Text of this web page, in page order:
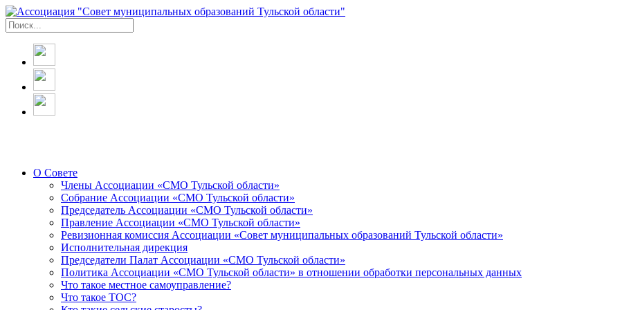
О Совете
Члены Ассоциации «СМО Тульской области»
Собрание Ассоциации «СМО Тульской области»
Председатель Ассоциации «СМО Тульской области»
Правление Ассоциации «СМО Тульской области»
Ревизионная комиссия Ассоциации «Совет муниципальных образований Тульской области»
Исполнительная дирекция
Председатели Палат Ассоциации «СМО Тульской области»
Политика Ассоциации «СМО Тульской области» в отношении обработки персональных данных
Что такое местное самоуправление?
Что такое ТОС?